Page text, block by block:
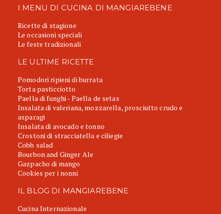
I MENU DI CUCINA DI MANGIAREBENE
Ricette di stagione
Le occasioni speciali
Le feste tradizionali
LE ULTIME RICETTE
Pomodori ripieni di burrata
Torta pasticciotto
Paella di funghi - Paella de setas
Insalata di valeriana, mozzarella, prosciutto crudo e
asparagi
Insalata di avocado e tonno
Crostoni di stracciatella e ciliegie
Cobb salad
Bourbon and Ginger Ale
Gazpacho di mango
Cookies per i nonni
IL BLOG DI MANGIAREBENE
Cucina Internazionale